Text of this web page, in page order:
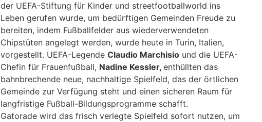
der UEFA-Stiftung für Kinder und streetfootballworld ins
Leben gerufen wurde, um bedürftigen Gemeinden Freude zu
bereiten, indem Fußballfelder aus wiederverwendeten
Chipstüten angelegt werden, wurde heute in Turin, Italien,
vorgestellt. UEFA-Legende Claudio Marchisio und die UEFA-
Chefin für Frauenfußball, Nadine Kessler, enthüllten das
bahnbrechende neue, nachhaltige Spielfeld, das der örtlichen
Gemeinde zur Verfügung steht und einen sicheren Raum für
langfristige Fußball-Bildungsprogramme schafft.
Gatorade wird das frisch verlegte Spielfeld sofort nutzen, um